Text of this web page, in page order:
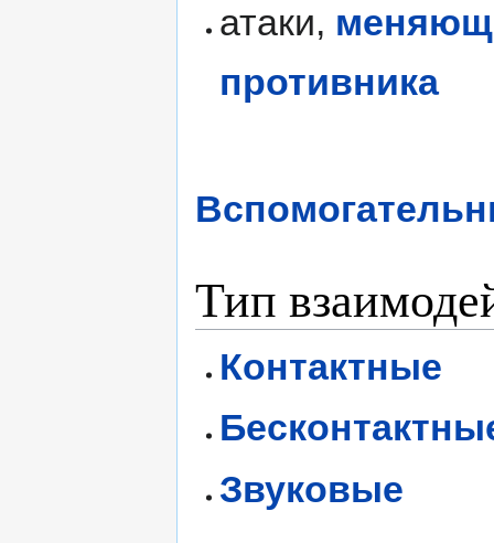
атаки,
противника
Тип
Контактные
Звуковые